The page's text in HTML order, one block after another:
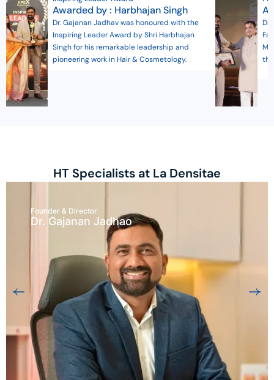
Awarded by : Harbhajan Singh
Dr. Gajanan Jadhav was honoured with the
Inspiring Leader Award by Shri Harbhajan
Singh for his remarkable leadership and
pioneering work in Hair & Cosmetology.
HT Specialists at La Densitae
Founder & Director
Dr. Gajanan Jadhao